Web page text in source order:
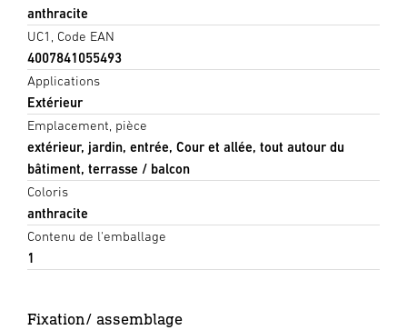
anthracite
UC1, Code EAN
4007841055493
Applications
Extérieur
Emplacement, pièce
extérieur, jardin, entrée, Cour et allée, tout autour du
bâtiment, terrasse / balcon
Coloris
anthracite
Contenu de l'emballage
1
Fixation/ assemblage